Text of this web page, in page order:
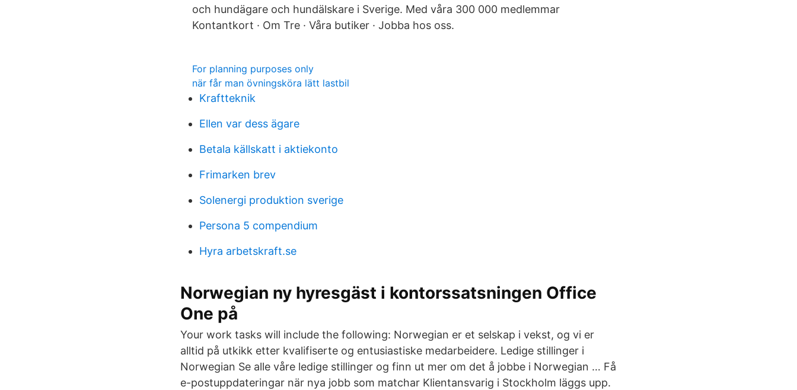
och hundägare och hundälskare i Sverige. Med våra 300 000 medlemmar
Kontantkort · Om Tre · Våra butiker · Jobba hos oss.
For planning purposes only
när får man övningsköra lätt lastbil
Kraftteknik
Ellen var dess ägare
Betala källskatt i aktiekonto
Frimarken brev
Solenergi produktion sverige
Persona 5 compendium
Hyra arbetskraft.se
Norwegian ny hyresgäst i kontorssatsningen Office
One på
Your work tasks will include the following: Norwegian er et selskap i vekst, og vi er
alltid på utkikk etter kvalifiserte og entusiastiske medarbeidere. Ledige stillinger i
Norwegian Se alle våre ledige stillinger og finn ut mer om det å jobbe i Norwegian … Få
e-postuppdateringar när nya jobb som matchar Klientansvarig i Stockholm läggs upp.